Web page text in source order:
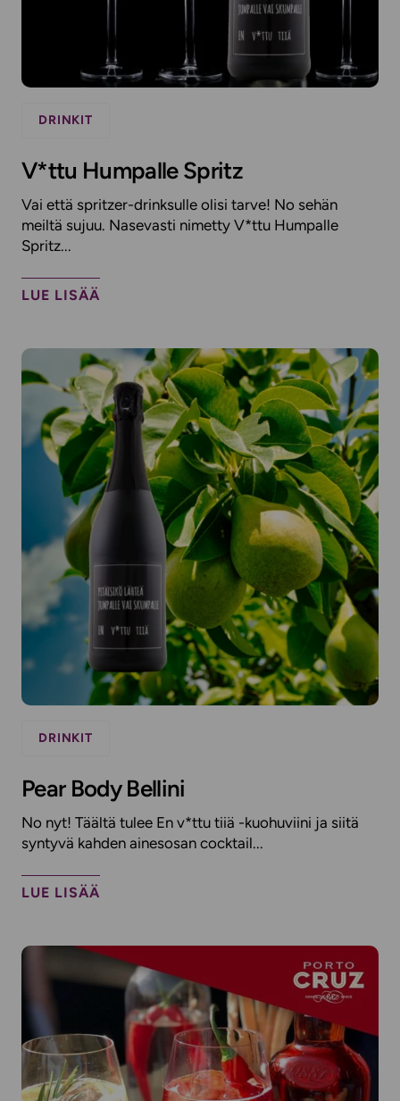
DRINKIT
V*ttu Humpalle Spritz
Vai että spritzer-drinksulle olisi tarve! No sehän
meiltä sujuu. Nasevasti nimetty V*ttu Humpalle
Spritz...
LUE LISÄÄ
DRINKIT
Pear Body Bellini
No nyt! Täältä tulee En v*ttu tiiä -kuohuviini ja siitä
syntyvä kahden ainesosan cocktail...
LUE LISÄÄ